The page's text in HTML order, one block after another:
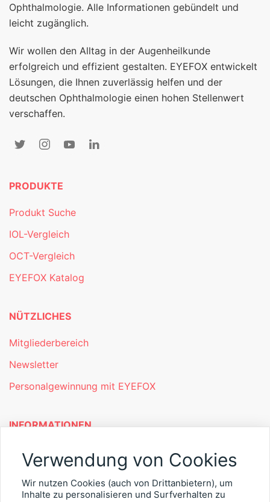
Ophthalmologie. Alle Informationen gebündelt und
leicht zugänglich.
Wir wollen den Alltag in der Augenheilkunde
erfolgreich und effizient gestalten. EYEFOX entwickelt
Lösungen, die Ihnen zuverlässig helfen und der
deutschen Ophthalmologie einen hohen Stellenwert
verschaffen.
PRODUKTE
Produkt Suche
IOL-Vergleich
OCT-Vergleich
EYEFOX Katalog
NÜTZLICHES
Mitgliederbereich
Newsletter
Personalgewinnung mit EYEFOX
INFORMATIONEN
Was ist EYEFOX – Ihre Möglichkeiten
Kontakt
Verwendung von Cookies
Wir nutzen Cookies (auch von Drittanbietern), um
Inhalte zu personalisieren und Surfverhalten zu